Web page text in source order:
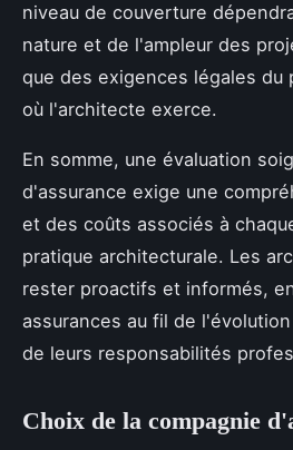
niveau de couverture
nature et de l'ampleur des
que des exigences légales du
où l'architecte exerce.
En somme, une évaluation
d'assurance exige une
et des coûts associés à
pratique architecturale. Les
rester proactifs et informés,
assurances au fil de
de leurs responsabilités
Choix de la compagnie